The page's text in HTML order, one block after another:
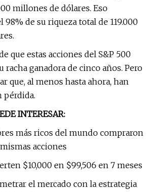
millones de dólares. Eso
98% de su riqueza total de 119.000
que estas acciones del S&P 500
ganadora de cinco años. Pero
que, al menos hasta ahora, han
pérdida.
INTERESAR:
más ricos del mundo compraron
acciones
$10,000 en $99,506 en 7 meses
el mercado con la estrategia